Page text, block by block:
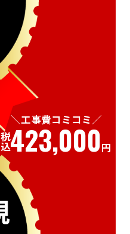
工事費コミコミ
税込423,000円